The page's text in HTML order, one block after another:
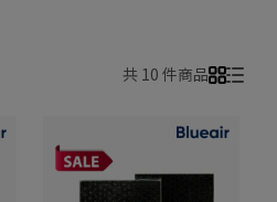
共 10 件商品